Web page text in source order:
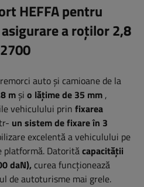
HEFFA pentru
a roților 2,8
auto și camioane de la
mși o lățime de 35 mm ,
vehiculului prin fixarea
un sistem de fixare în 3
excelentă a vehiculului pe
platformă. Datorităcapacității
daN), curea funcționează
de autoturisme mai grele.